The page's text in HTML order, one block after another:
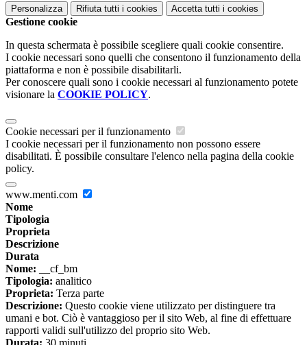
Personalizza Rifiuta tutti i cookies Accetta tutti i cookies
Gestione cookie
In questa schermata è possibile scegliere quali cookie consentire.
I cookie necessari sono quelli che consentono il funzionamento della
piattaforma e non è possibile disabilitarli.
Per conoscere quali sono i cookie necessari al funzionamento potete
visionare la COOKIE POLICY.
Cookie necessari per il funzionamento
I cookie necessari per il funzionamento non possono essere
disabilitati. È possibile consultare l'elenco nella pagina della cookie
policy.
www.menti.com
Nome
Tipologia
Proprieta
Descrizione
Durata
Nome: __cf_bm
Tipologia: analitico
Proprieta: Terza parte
Descrizione: Questo cookie viene utilizzato per distinguere tra
umani e bot. Ciò è vantaggioso per il sito Web, al fine di effettuare
rapporti validi sull'utilizzo del proprio sito Web.